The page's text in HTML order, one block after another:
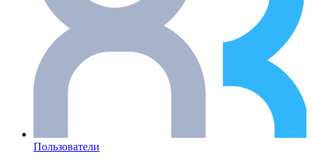
Пользователи